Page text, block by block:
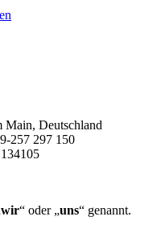
Main, Deutschland
257 297 150
wir“ oder „uns“ genannt.